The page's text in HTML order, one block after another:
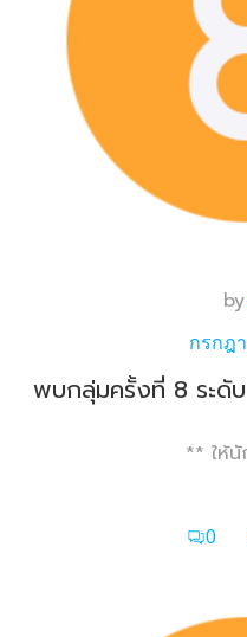
by
กรกฎ
พบกลุ่มครั้งที่ 8 ระดั
** ให้
0